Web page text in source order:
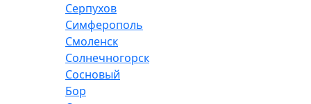
Серпухов
Симферополь
Смоленск
Солнечногорск
Сосновый
Бор